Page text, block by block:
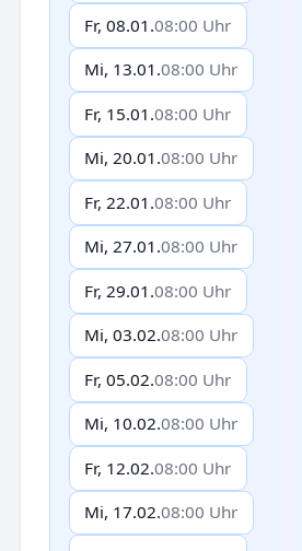
Fr, 08.01.08:00 Uhr
Mi, 13.01.08:00 Uhr
Fr, 15.01.08:00 Uhr
Mi, 20.01.08:00 Uhr
Fr, 22.01.08:00 Uhr
Mi, 27.01.08:00 Uhr
Fr, 29.01.08:00 Uhr
Mi, 03.02.08:00 Uhr
Fr, 05.02.08:00 Uhr
Mi, 10.02.08:00 Uhr
Fr, 12.02.08:00 Uhr
Mi, 17.02.08:00 Uhr